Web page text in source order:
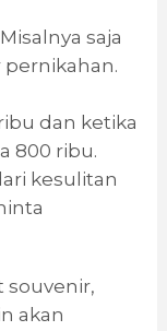
saja
dan ketika
800 ribu.
kesulitan
souvenir,
akan